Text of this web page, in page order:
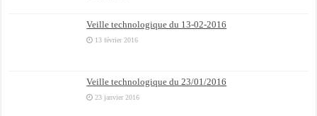
Veille technologique du 13-02-2016
13 février 2016
Veille technologique du 23/01/2016
23 janvier 2016